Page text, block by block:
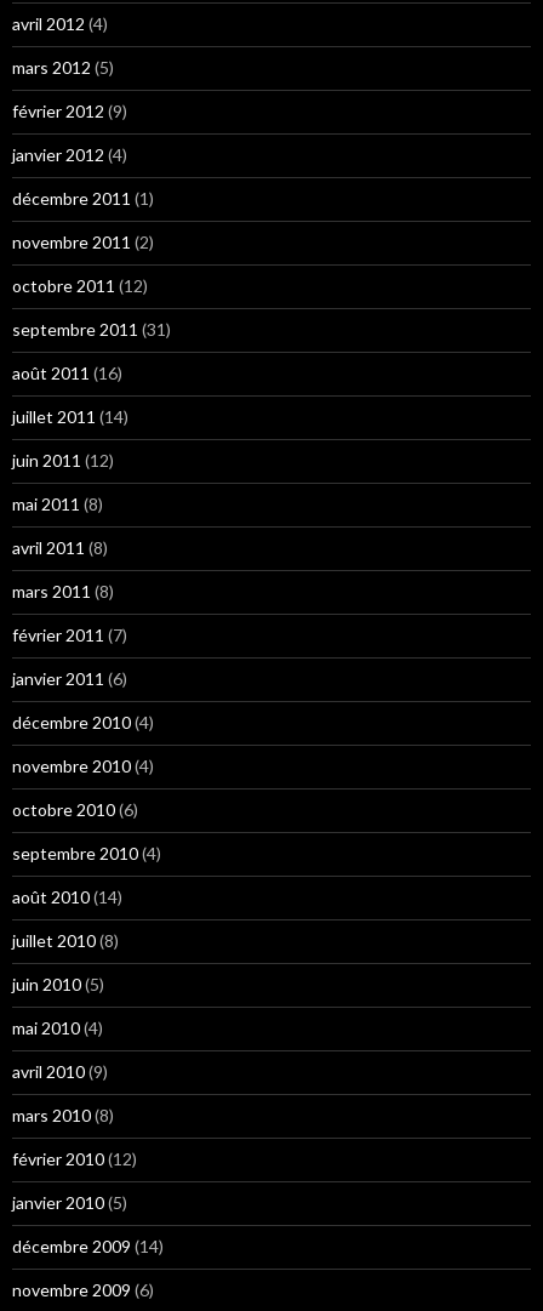
avril 2012 (4)
mars 2012 (5)
février 2012 (9)
janvier 2012 (4)
décembre 2011 (1)
novembre 2011 (2)
octobre 2011 (12)
septembre 2011 (31)
août 2011 (16)
juillet 2011 (14)
juin 2011 (12)
mai 2011 (8)
avril 2011 (8)
mars 2011 (8)
février 2011 (7)
janvier 2011 (6)
décembre 2010(4)
novembre 2010(4)
octobre 2010(6)
septembre 2010(4)
août 2010(14)
juillet 2010(8)
juin 2010(5)
mai 2010(4)
avril 2010(9)
mars 2010(8)
février 2010(12)
janvier 2010(5)
décembre 2009 (14)
novembre 2009 (6)